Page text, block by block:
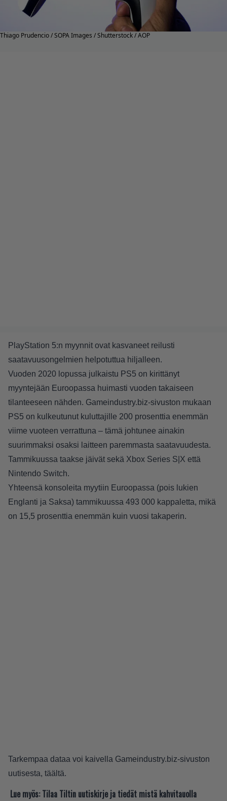
Thiago Prudencio / SOPA Images / Shutterstock / AOP
PlayStation 5:n myynnit ovat kasvaneet reilusti
saatavuusongelmien helpotuttua hiljalleen.
Vuoden 2020 lopussa julkaistu PS5 on kirittänyt
myyntejään Euroopassa huimasti vuoden takaiseen
tilanteeseen nähden. Gameindustry.biz-sivuston mukaan
PS5 on kulkeutunut kuluttajille 200 prosenttia enemmän
viime vuoteen verrattuna – tämä johtunee ainakin
suurimmaksi osaksi laitteen paremmasta saatavuudesta.
Tammikuussa taakse jäivät sekä Xbox Series S|X että
Nintendo Switch.
Yhteensä konsoleita myytiin Euroopassa (pois lukien
Englanti ja Saksa) tammikuussa 493 000 kappaletta, mikä
on 15,5 prosenttia enemmän kuin vuosi takaperin.
Tarkempaa dataa voi kaivella Gameindustry.biz-sivuston
uutisesta, täältä.
Lue myös: Tilaa Tiltin uutiskirje ja tiedät mistä kahvitauolla